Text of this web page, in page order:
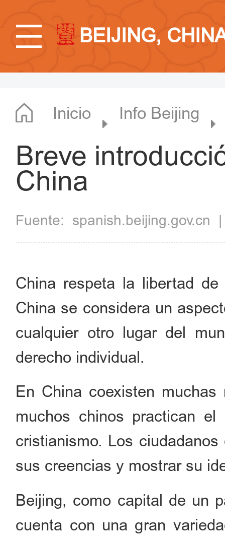
BEIJING,
Inicio Info Beijing
Breve
China
Fuente: spanish.beijing.gov.cn
China respeta la libertad
China se considera un
cualquier otro lugar del
derecho individual.
En China coexisten
muchos chinos practican
cristianismo. Los
sus creencias y mostrar su
Beijing, como capital de un
cuenta con una gran